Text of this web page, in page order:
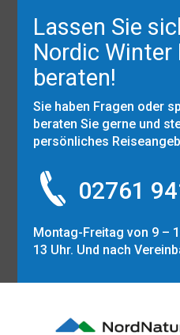
Lassen Sie
Nordic Winter
beraten!
Sie haben Fragen oder
beraten Sie gerne und
persönliches
02761
Montag-Freitag von 9 –
13 Uhr. Und nach